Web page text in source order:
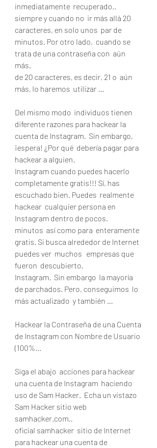
inmediatamente  recuperado,.
siempre y cuando no  ir más allá 20
caracteres, en solo unos  par de
minutos. Por otro lado,  cuando se
trata de una contraseña con  aún
más.
de 20 caracteres, es decir, 21 o  aún
más, lo haremos  utilizar ...
Del mismo modo  individuos tienen
diferente razones para hackear la
cuenta de Instagram.  Sin embargo,
¡espera! ¿Por qué  debería pagar para
hackear a alguien.
Instagram cuando puedes hacerlo
completamente gratis!!! Sí, has
escuchado bien. Puedes  realmente
hackear  cualquier persona en
Instagram dentro de pocos.
minutos  así como para  enteramente
gratis. Si busca alrededor de Internet
puedes ver  muchos   empresas que
fueron  descubierto.
Instagram.  Sin embargo  la mayoría
de parchados. Pero, conseguimos  lo
más actualizado  y también ...
Hackear la Contraseña de una Cuenta
de Instagram con Nombre de Usuario
(100%...
Siga el abajo  acciones para hackear
una cuenta de Instagram  haciendo
uso de Sam Hacker.  Echa un vistazo
Sam Hacker sitio web
samhacker.com,.
oficial samhacker  sitio de Internet
para hackear una cuenta de